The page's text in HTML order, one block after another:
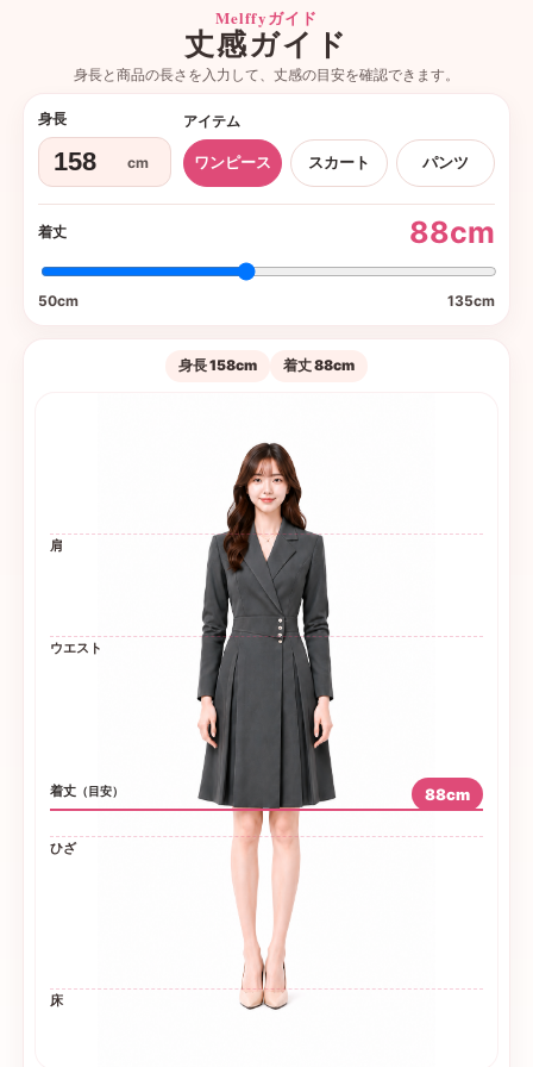
Melffyガイド
丈感ガイド
身長と商品の長さを入力して、丈感の目安を確認できます。
身長
cm
アイテム
ワンピース スカート パンツ
着丈 88cm
50cm 135cm
身長 158cm 着丈 88cm
肩
ウエスト
ひざ
床
着丈 （目安） 88cm